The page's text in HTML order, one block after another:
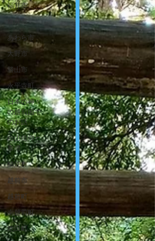
福井市
坂井市
あわら市
大野市
勝山市
永平寺町
日本の神々
の越前国で
のお話
白山信仰と
泰澄
鯖江市
越前市
越前町
南越前町
池田町